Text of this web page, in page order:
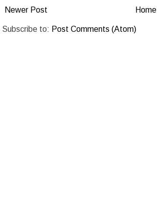
Newer Post Home
Subscribe to: Post Comments (Atom)